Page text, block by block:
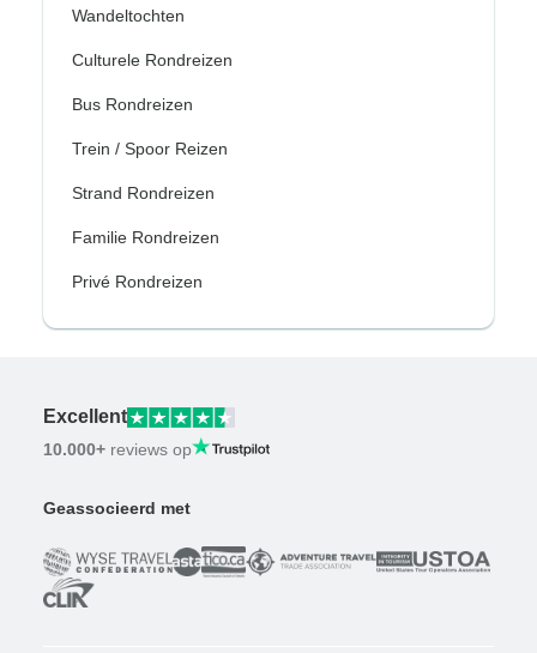
Wandeltochten
Culturele Rondreizen
Bus Rondreizen
Trein / Spoor Reizen
Strand Rondreizen
Familie Rondreizen
Privé Rondreizen
Excellent
10.000+ reviews op
Geassocieerd met